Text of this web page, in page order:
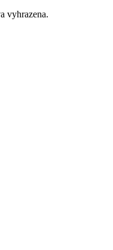
vyhrazena.